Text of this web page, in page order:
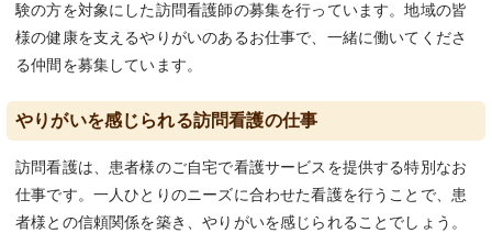
験の方を対象にした訪問看護師の募集を行っています。地域の皆
様の健康を支えるやりがいのあるお仕事で、一緒に働いてくださ
る仲間を募集しています。
やりがいを感じられる訪問看護の仕事
訪問看護は、患者様のご自宅で看護サービスを提供する特別なお
仕事です。一人ひとりのニーズに合わせた看護を行うことで、患
者様との信頼関係を築き、やりがいを感じられることでしょう。